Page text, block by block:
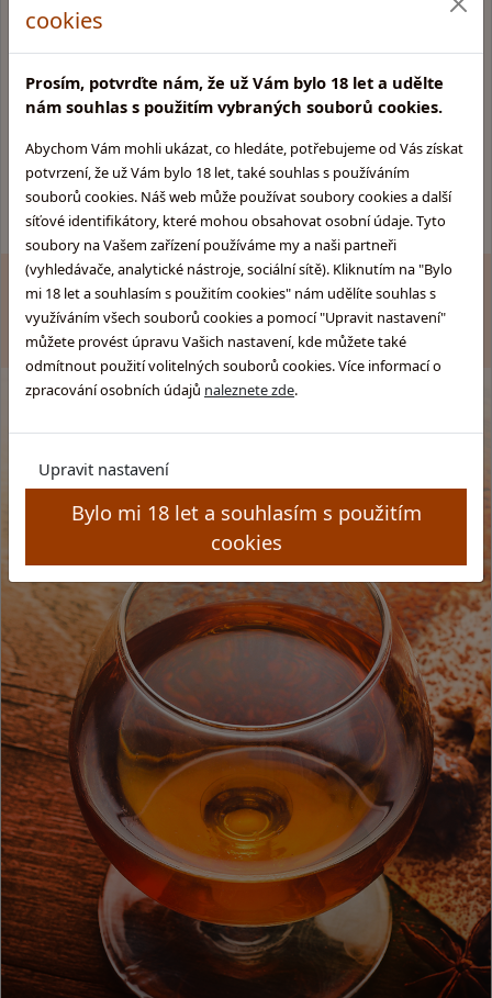
cookies
Prosím, potvrďte nám, že už Vám bylo 18 let a udělte
nám souhlas s použitím vybraných souborů cookies.
Abychom Vám mohli ukázat, co hledáte, potřebujeme od Vás získat
potvrzení, že už Vám bylo 18 let, také souhlas s používáním
souborů cookies. Náš web může používat soubory cookies a další
síťové identifikátory, které mohou obsahovat osobní údaje. Tyto
soubory na Vašem zařízení používáme my a naši partneři
(vyhledávače, analytické nástroje, sociální sítě). Kliknutím na "Bylo
mi 18 let a souhlasím s použitím cookies" nám udělíte souhlas s
využíváním všech souborů cookies a pomocí "Upravit nastavení"
můžete provést úpravu Vašich nastavení, kde můžete také
odmítnout použití volitelných souborů cookies. Více informací o
zpracování osobních údajů naleznete zde.
Upravit nastavení
Bylo mi 18 let a souhlasím s použitím
cookies
Informace pro Vás:
Provozovatel obchodu
Obchodní podmínky
Kamenný obchod
Pravidla soutěže
Skupina obchodů
Glentyno:
Skotska-whisky.cz
Brandy.cz
Pozitek.cz
Zákaz prodeje alkoholu osobám mladším 18 let. Copyright
© GLENTYNO s.r.o. Všechna práva vyhrazena. All rights
reserved.